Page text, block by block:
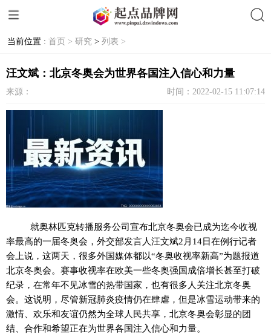
当前位置 : 首页 > 研究 > 列表 >
汪文斌：北京冬奥会为世界各国注入信心和力量
来源： 时间：2022-02-15 11:07:14
就奥林匹克转播服务公司宣布北京冬奥会已成为迄今收视
率最高的一届冬奥会，外交部发言人汪文斌2月14日在例行记者
会上说，这两天，很多外国媒体都以“冬奥收视率新高”为题报道
北京冬奥会。赛事收视率在欧美一些冬奥强国成倍增长甚至打破
纪录，在常年不见冰雪的热带国家 ，也有很多人关注北京冬奥
会。这说明，尽管新冠肺炎疫情仍在肆虐，但是冰雪运动带来的
激情、欢乐和友谊仍然为全球人民共享，北京冬奥会彰显的团
结、合作和希望正在为世界各国注入信心和力量。